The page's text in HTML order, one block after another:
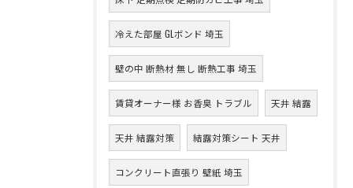
冷えた部屋 GLボンド 埼玉
壁の中 断熱材 無し 断熱工事 埼玉
賃貸オーナー様 お香臭 トラブル 天井 結露
天井 結露対策 結露対策シート 天井
コンクリート直張り 壁紙 埼玉